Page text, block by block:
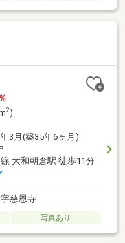
2)
3月(築35年6ヶ月)
大和朝倉駅 徒歩11分
慈恩寺
写真あり